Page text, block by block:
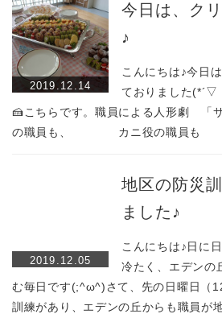
2019.12.14
今日は、ク
♪
こんにちは♪今日
ておりました
🍰こちらです。職員による人形劇 「
の職員も、 カニ役の職
2019.12.05
地区の防災
ました♪
こんにちは♪日に
冷たく、エデンの
む毎日です(;^ω^)さて、先の日曜日（
訓練があり、エデンの丘からも職員が